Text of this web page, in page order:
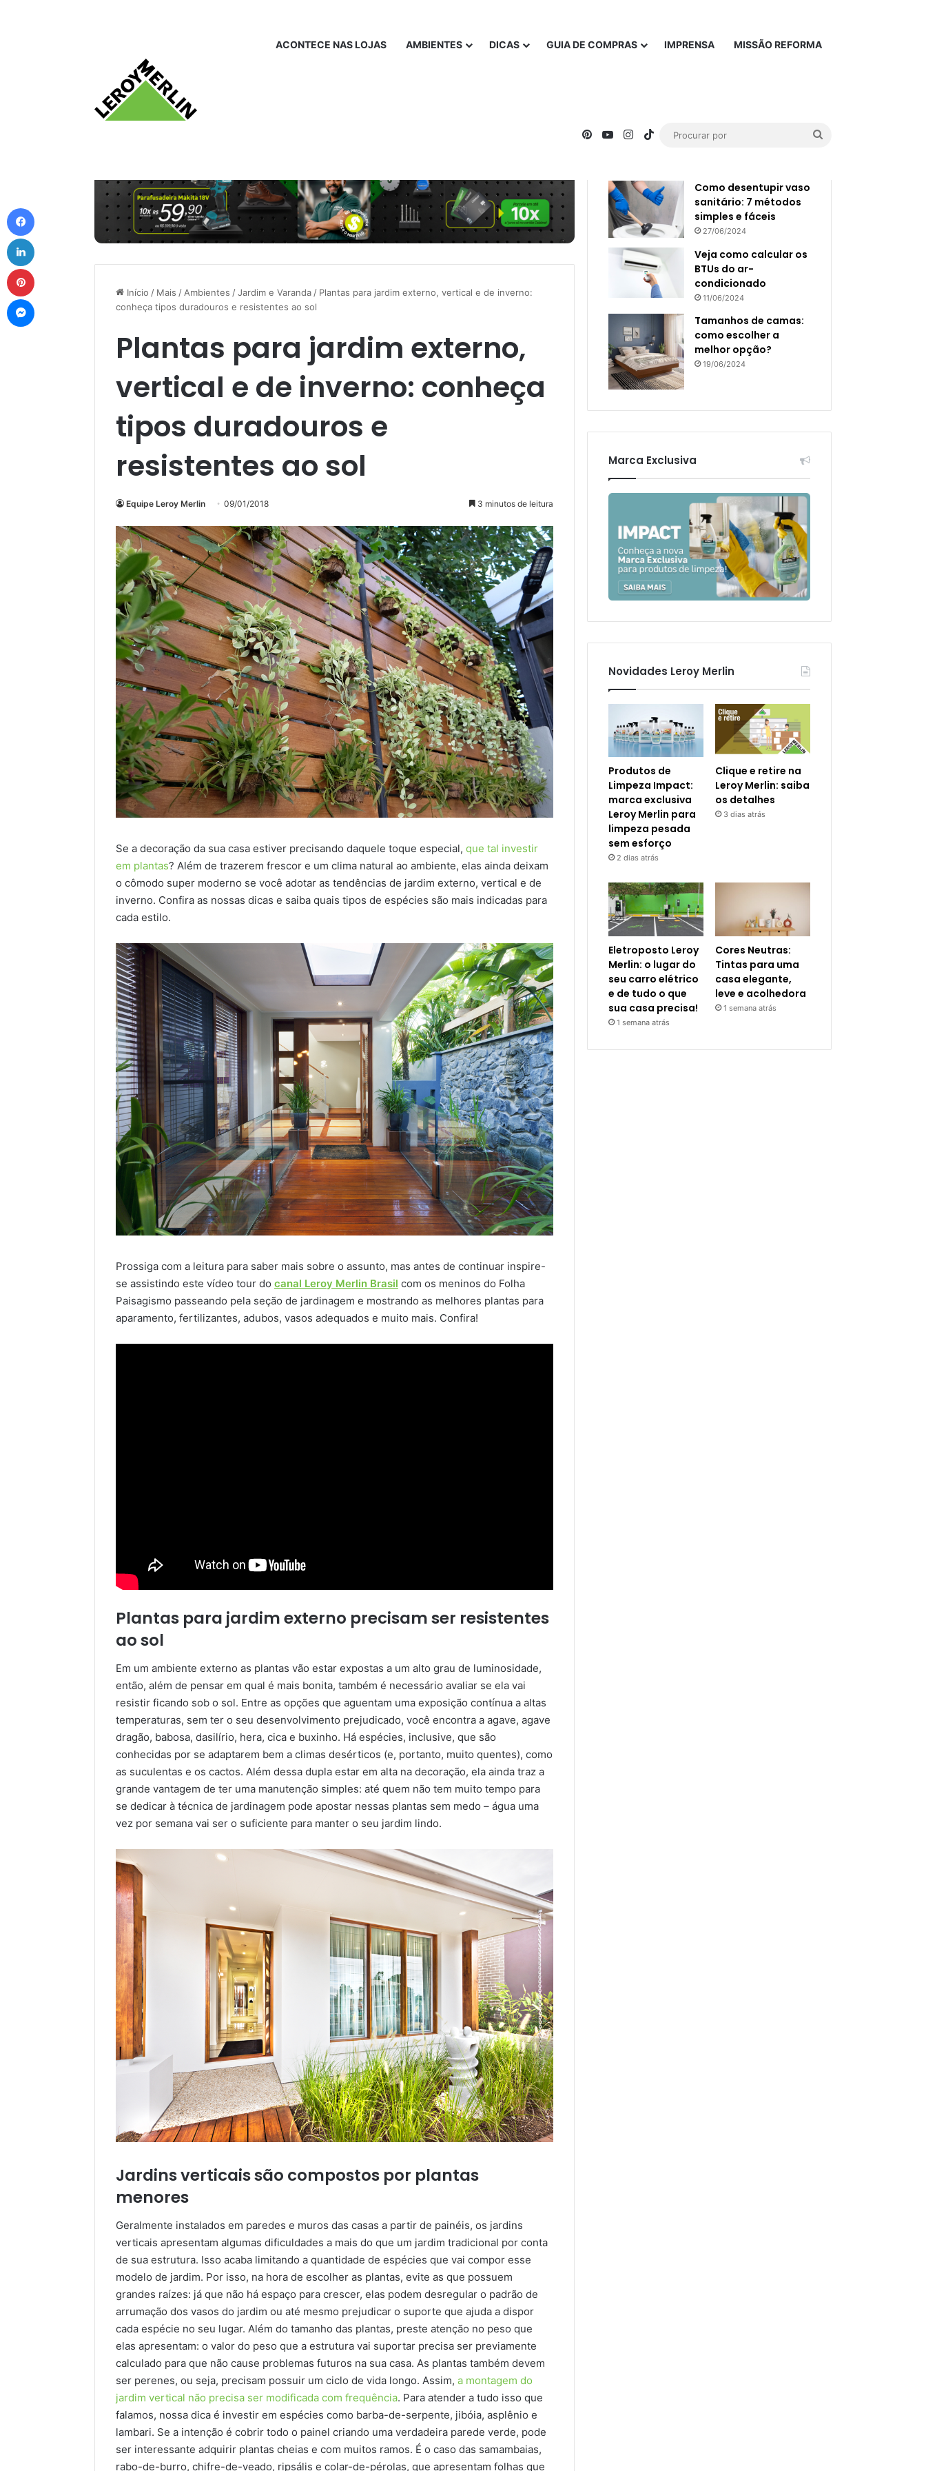
ACONTECE NAS LOJAS AMBIENTES DICAS GUIA DE COMPRAS IMPRENSA MISSÃO REFORMA
PinterestYouTubeInstagram
TikTok
Início / Mais / Ambientes /Jardim e Varanda / Plantas para jardim externo, vertical e de inverno:
conheça tipos duradouros e resistentes ao sol
Plantas para jardim externo,
vertical e de inverno: conheça
tipos duradouros e
resistentes ao sol
Equipe Leroy Merlin 09/01/2018 3 minutos de leitura
Se a decoração da sua casa estiver precisando daquele toque especial, que tal investir
em plantas? Além de trazerem frescor e um clima natural ao ambiente, elas ainda deixam
o cômodo super moderno se você adotar as tendências de jardim externo, vertical e de
inverno. Confira as nossas dicas e saiba quais tipos de espécies são mais indicadas para
cada estilo.
Prossiga com a leitura para saber mais sobre o assunto, mas antes de continuar inspire-
se assistindo este vídeo tour do canal Leroy Merlin Brasil com os meninos do Folha
Paisagismo passeando pela seção de jardinagem e mostrando as melhores plantas para
aparamento, fertilizantes, adubos, vasos adequados e muito mais. Confira!
Plantas para jardim externo precisam ser resistentes
ao sol
Em um ambiente externo as plantas vão estar expostas a um alto grau de luminosidade,
então, além de pensar em qual é mais bonita, também é necessário avaliar se ela vai
resistir ficando sob o sol. Entre as opções que aguentam uma exposição contínua a altas
temperaturas, sem ter o seu desenvolvimento prejudicado, você encontra a agave, agave
dragão, babosa, dasilírio, hera, cica e buxinho. Há espécies, inclusive, que são
conhecidas por se adaptarem bem a climas desérticos (e, portanto, muito quentes), como
as suculentas e os cactos. Além dessa dupla estar em alta na decoração, ela ainda traz a
grande vantagem de ter uma manutenção simples: até quem não tem muito tempo para
se dedicar à técnica de jardinagem pode apostar nessas plantas sem medo – água uma
vez por semana vai ser o suficiente para manter o seu jardim lindo.
Jardins verticais são compostos por plantas
menores
Geralmente instalados em paredes e muros das casas a partir de painéis, os jardins
verticais apresentam algumas dificuldades a mais do que um jardim tradicional por conta
de sua estrutura. Isso acaba limitando a quantidade de espécies que vai compor esse
modelo de jardim. Por isso, na hora de escolher as plantas, evite as que possuem
grandes raízes: já que não há espaço para crescer, elas podem desregular o padrão de
arrumação dos vasos do jardim ou até mesmo prejudicar o suporte que ajuda a dispor
cada espécie no seu lugar. Além do tamanho das plantas, preste atenção no peso que
elas apresentam: o valor do peso que a estrutura vai suportar precisa ser previamente
calculado para que não cause problemas futuros na sua casa. As plantas também devem
ser perenes, ou seja, precisam possuir um ciclo de vida longo. Assim, a montagem do
jardim vertical não precisa ser modificada com frequência. Para atender a tudo isso que
falamos, nossa dica é investir em espécies como barba-de-serpente, jibóia, asplênio e
lambari. Se a intenção é cobrir todo o painel criando uma verdadeira parede verde, pode
ser interessante adquirir plantas cheias e com muitos ramos. É o caso das samambaias,
rabo-de-burro, chifre-de-veado, ripsális e colar-de-pérolas, que apresentam folhas que
Popular
Como desentupir vaso
sanitário: 7 métodos
simples e fáceis
27/06/2024
Veja como calcular os
BTUs do ar-
condicionado
11/06/2024
Tamanhos de camas:
como escolher a
melhor opção?
19/06/2024
Marca Exclusiva
Novidades Leroy Merlin
Produtos de
Limpeza Impact:
marca exclusiva
Leroy Merlin para
limpeza pesada
sem esforço
2 dias atrás
Clique e retire na
Leroy Merlin: saiba
os detalhes
3 dias atrás
Eletroposto Leroy
Merlin: o lugar do
seu carro elétrico
e de tudo o que
sua casa precisa!
1 semana atrás
Cores Neutras:
Tintas para uma
casa elegante,
leve e acolhedora
1 semana atrás